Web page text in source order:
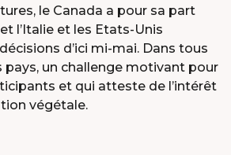
le Canada a pour sa part
l’Italie et les Etats-Unis
d’ici mi-mai. Dans tous
pays, un challenge motivant pour
et qui atteste de l’intérêt
végétale.